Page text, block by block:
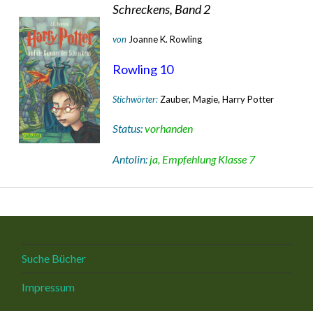
Schreckens, Band 2
von Joanne K. Rowling
Rowling 10
Stichwörter: Zauber, Magie, Harry Potter
Status:vorhanden
Antolin: ja, Empfehlung Klasse 7
Suche Bücher
Impressum